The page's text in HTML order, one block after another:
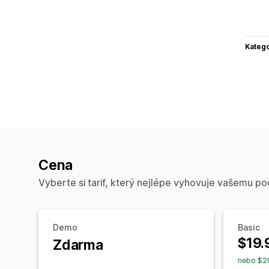
Cena
Vyberte si tarif, který nejlépe vyhovuje vašemu
Demo
Zdarma
Basic
nebo